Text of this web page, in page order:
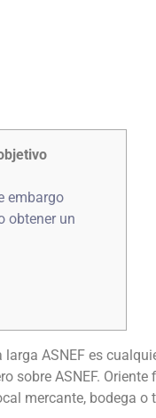
embargo
obtener un
ASNEF es
sobre ASNEF.
mercante, bodega o